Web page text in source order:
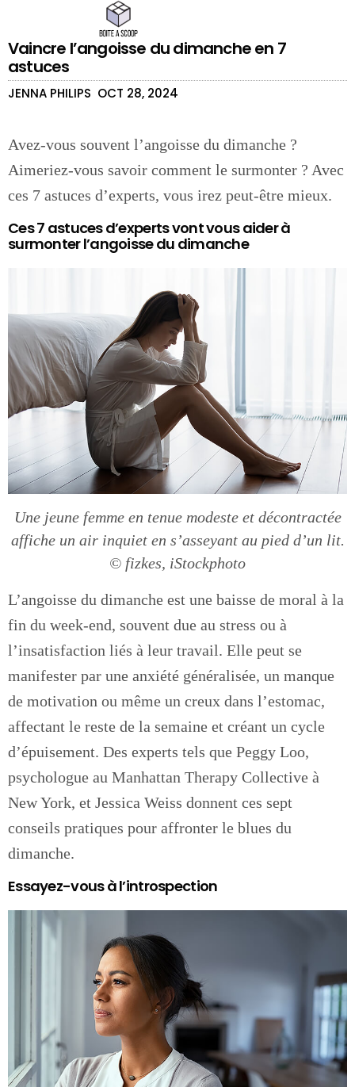
Vaincre l’angoisse du dimanche en 7
astuces
JENNA PHILIPS OCT 28, 2024
Avez-vous souvent l’angoisse du dimanche ?
Aimeriez-vous savoir comment le surmonter ? Avec
ces 7 astuces d’experts, vous irez peut-être mieux.
Ces 7 astuces d’experts vont vous aider à
surmonter l’angoisse du dimanche
Une jeune femme en tenue modeste et décontractée
affiche un air inquiet en s’asseyant au pied d’un lit.
© fizkes, iStockphoto
L’angoisse du dimanche est une baisse de moral à la
fin du week-end, souvent due au stress ou à
l’insatisfaction liés à leur travail. Elle peut se
manifester par une anxiété généralisée, un manque
de motivation ou même un creux dans l’estomac,
affectant le reste de la semaine et créant un cycle
d’épuisement. Des experts tels que Peggy Loo,
psychologue au Manhattan Therapy Collective à
New York, et Jessica Weiss donnent ces sept
conseils pratiques pour affronter le blues du
dimanche.
Essayez-vous à l’introspection